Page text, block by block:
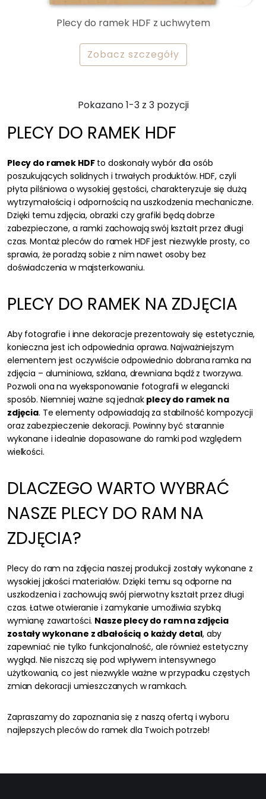
Plecy do ramek HDF z uchwytem
Zobacz szczegóły
Pokazano 1-3 z 3 pozycji
PLECY DO RAMEK HDF
Plecy do ramek HDFto doskonały wybór dla osób
poszukujących solidnych i trwałych produktów. HDF, czyli
płyta pilśniowa o wysokiej gęstości, charakteryzuje się dużą
wytrzymałością i odpornością na uszkodzenia mechaniczne.
Dzięki temu zdjęcia, obrazki czy grafiki będą dobrze
zabezpieczone, a ramki zachowają swój kształt przez długi
czas. Montaż pleców do ramek HDF jest niezwykle prosty, co
sprawia, że poradzą sobie z nim nawet osoby bez
doświadczenia w majsterkowaniu.
PLECY DO RAMEK NA ZDJĘCIA
Aby fotografie i inne dekoracje prezentowały się estetycznie,
konieczna jest ich odpowiednia oprawa. Najważniejszym
elementem jest oczywiście odpowiednio dobrana ramka na
zdjęcia – aluminiowa, szklana, drewniana bądź z tworzywa.
Pozwoli ona na wyeksponowanie fotografii w elegancki
sposób. Niemniej ważne są jednak plecy do ramek na
zdjęcia. Te elementy odpowiadają za stabilność kompozycji
oraz zabezpieczenie dekoracji. Powinny być starannie
wykonane i idealnie dopasowane do ramki pod względem
wielkości.
DLACZEGO WARTO WYBRAĆ
NASZE PLECY DO RAM NA
ZDJĘCIA?
Plecy do ram na zdjęcia naszej produkcji zostały wykonane z
wysokiej jakości materiałów. Dzięki temu są odporne na
uszkodzenia i zachowują swój pierwotny kształt przez długi
czas. Łatwe otwieranie i zamykanie umożliwia szybką
wymianę zawartości. Nasze plecy do ram na zdjęcia
zostały wykonane z dbałością o każdy detal, aby
zapewniać nie tylko funkcjonalność, ale również estetyczny
wygląd. Nie niszczą się pod wpływem intensywnego
użytkowania, co jest niezwykle ważne w przypadku częstych
zmian dekoracji umieszczanych w ramkach.
Zapraszamy do zapoznania się z naszą ofertą i wyboru
najlepszych pleców do ramek dla Twoich potrzeb!